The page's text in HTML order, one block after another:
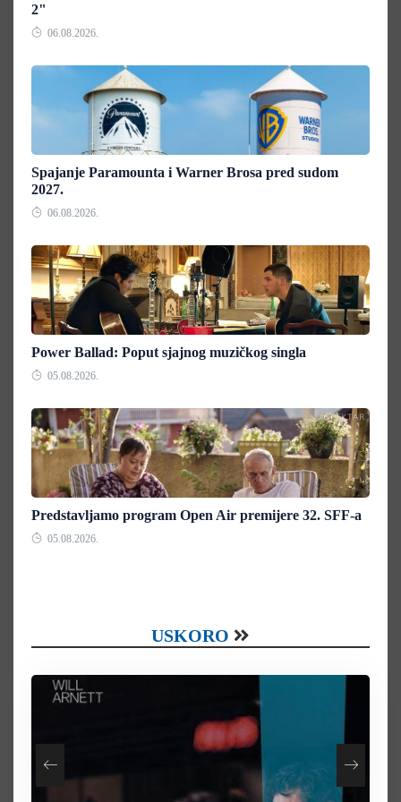
2"
06.08.2026.
Spajanje Paramounta i Warner Brosa pred sudom
2027.
06.08.2026.
Power Ballad: Poput sjajnog muzičkog singla
05.08.2026.
Predstavljamo program Open Air premijere 32. SFF-a
05.08.2026.
USKORO